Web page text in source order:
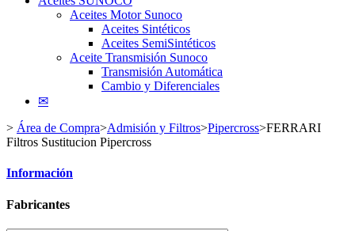
Aceites Motor Sunoco
Aceites Sintéticos
Aceites SemiSintéticos
Aceite Transmisión Sunoco
Transmisión Automática
Cambio y Diferenciales
✉
> Área de Compra>Admisión y Filtros>Pipercross>FERRARI
Filtros Sustitucion Pipercross
Información
Fabricantes